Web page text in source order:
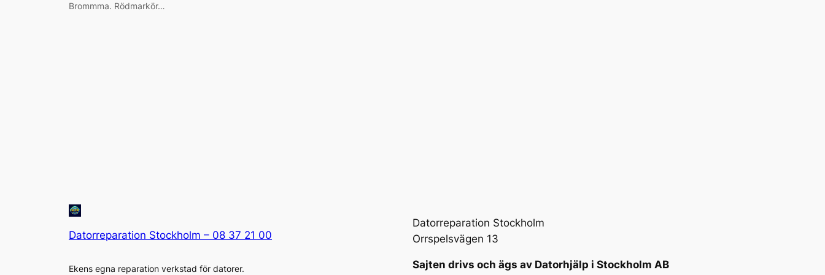
Brommma. Rödmarkör…
Datorreparation Stockholm – 08 37 21 00
Ekens egna reparation verkstad för datorer.
Datorreparation Stockholm
Orrspelsvägen 13
Sajten drivs och ägs av Datorhjälp i Stockholm AB